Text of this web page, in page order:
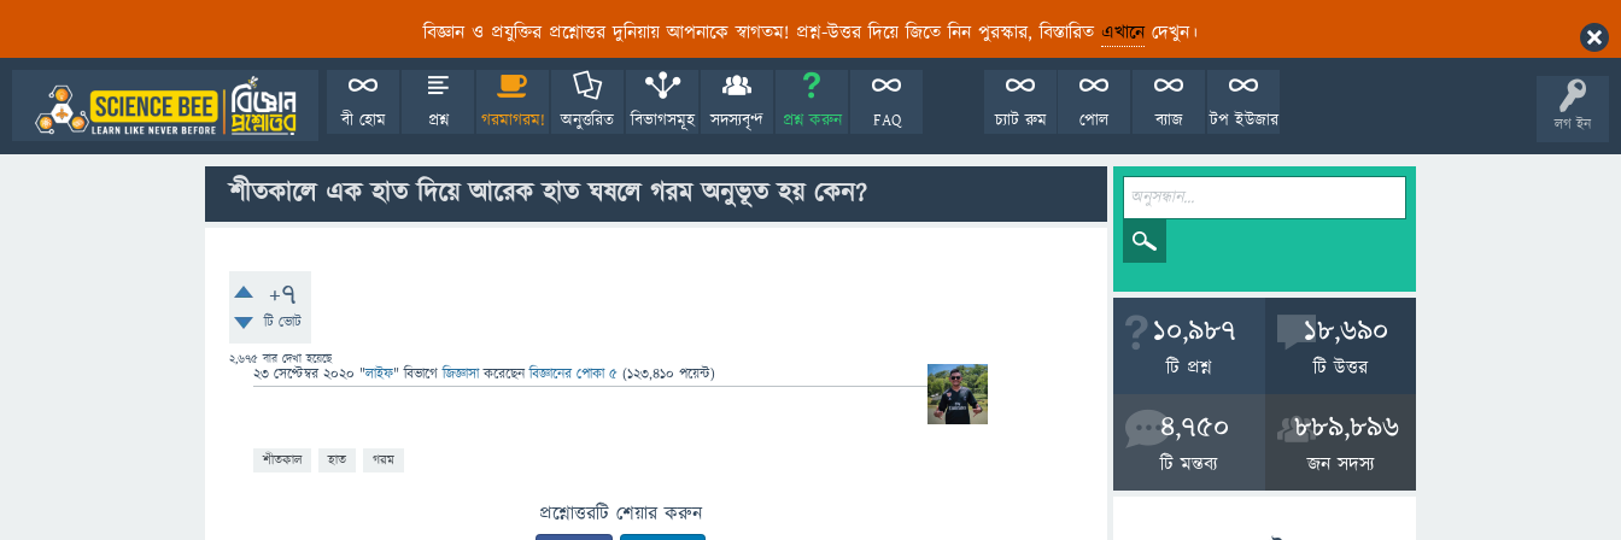
বিজ্ঞান ও প্রযুক্তির প্রশ্নোত্তর দুনিয়ায় আপনাকে স্বাগতম! প্রশ্ন-উত্তর দিয়ে জিতে নিন পুরস্কার, বিস্তারিত এখানেদেখুন।
লগ ইন
বী হোম প্রশ্ন গরমাগরম! অনুত্তরিত বিভাগসমূহ সদস্যবৃন্দ প্রশ্ন করুন FAQ টপ ইউজার
ব্যাজ
পোল
চ্যাট রুম
শীতকালে এক হাত দিয়ে আরেক হাত ঘষলে গরম অনুভূত হয় কেন?
+7
টি ভোট
2,675 বার দেখা হয়েছে
23 সেপ্টেম্বর 2020 "লাইফ" বিভাগে জিজ্ঞাসাকরেছেনবিজ্ঞানের পোকা ৫ (123,410 পয়েন্ট)
শীতকাল হাত গরম
প্রশ্নোত্তরটি শেয়ার করুন
10,987
টি প্রশ্ন
18,690
টি উত্তর
4,750
টি মন্তব্য
889,896
জন সদস্য